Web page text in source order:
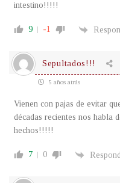
intestino!!!!!
9 -1
Sepultados!!!
5 años atrás
Vienen con pajas de evitar
décadas recientes nos habla
hechos!!!!!
7 0